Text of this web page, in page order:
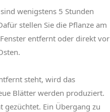
wenigstens 5 Stunden
stellen Sie die Pflanze am
entfernt oder direkt vor
steht, wird das
Blätter werden produziert.
Ein Übergang zu